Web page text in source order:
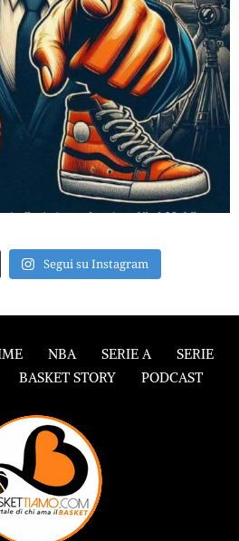
Segui su Instagram
NBA SERIE A
SERIE
BASKET STORY PODCAST